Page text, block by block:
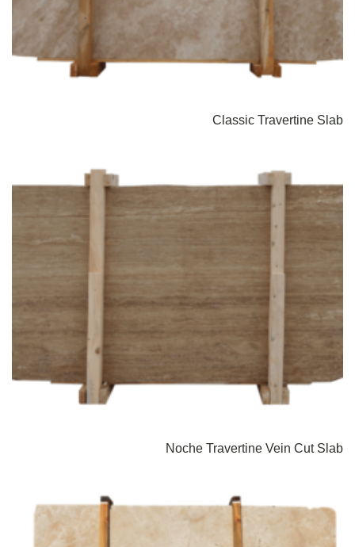
Classic Travertine Slab
Noche Travertine Vein Cut Slab